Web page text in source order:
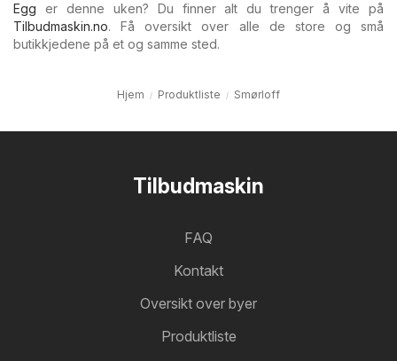
Egg er denne uken? Du finner alt du trenger å vite på
Tilbudmaskin.no. Få oversikt over alle de store og små
butikkjedene på et og samme sted.
Hjem Produktliste Smørloff
Tilbudmaskin
FAQ
Kontakt
Oversikt over byer
Produktliste